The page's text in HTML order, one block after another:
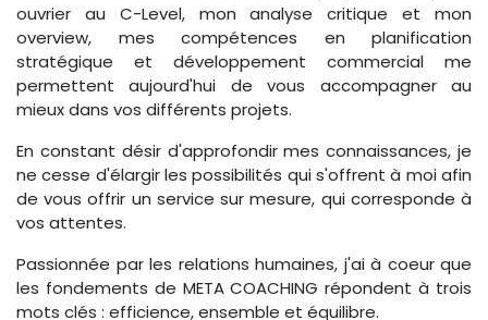
ouvrier au C-Level, mon analyse critique et mon
overview, mes compétences en planification
stratégique et développement commercial me
permettent aujourd'hui de vous accompagner au
mieux dans vos différents projets.
En constant désir d'approfondir mes connaissances, je
ne cesse d'élargir les possibilités qui s'offrent à moi afin
de vous offrir un service sur mesure, qui corresponde à
vos attentes.
Passionnée par les relations humaines, j'ai à coeur que
les fondements de META COACHING répondent à trois
mots clés : efficience, ensemble et équilibre.